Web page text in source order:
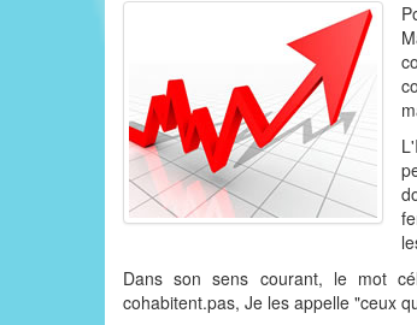
Dans son sens courant, le mot
cohabitent.pas, Je les appelle "ceux